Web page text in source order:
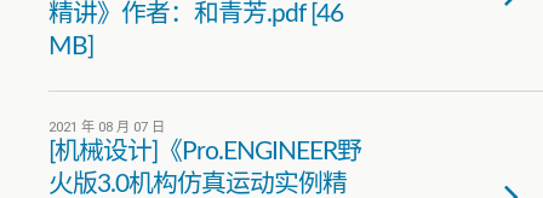
精讲》作者：和青芳.pdf [46
MB]
2021 年 08 月 07 日
[机械设计]《Pro.ENGINEER野
火版3.0机构仿真运动实例精